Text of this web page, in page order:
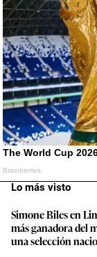
Lo más visto
Simone Biles en
más ganadora del
una selección